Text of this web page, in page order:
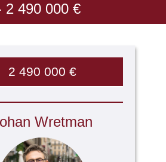
2 490 000 €
2 490 000 €
Wretman